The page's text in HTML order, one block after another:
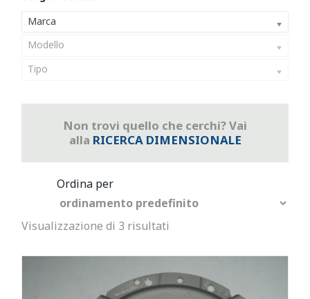
Marca
Modello
Tipo
Non trovi quello che cerchi? Vai
alla RICERCA DIMENSIONALE
Visualizzazione di 3 risultati